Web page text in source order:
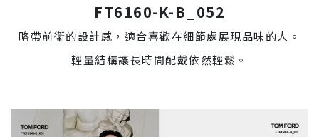
FT6160-K-B_052
略帶前衛的設計感，適合喜歡在細節處展現品味的人。
輕量結構讓長時間配戴依然輕鬆。